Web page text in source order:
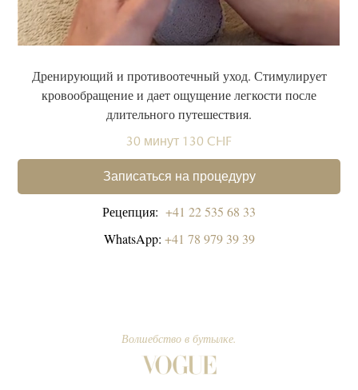
Дренирующий и противоотечный уход. Стимулирует
кровообращение и дает ощущение легкости после
длительного путешествия.
30 минут 130 CHF
Записаться на процедуру
Рецепция: +41 22 535 68 33
WhatsApp: +41 78 979 39 39
Волшебство в бутылке.